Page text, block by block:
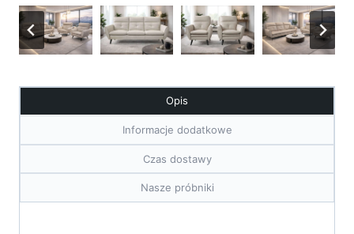
Opis
Informacje dodatkowe
Czas dostawy
Nasze próbniki